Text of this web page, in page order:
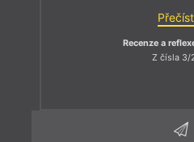
Přečíst
Recenze a
Z čísla 3/